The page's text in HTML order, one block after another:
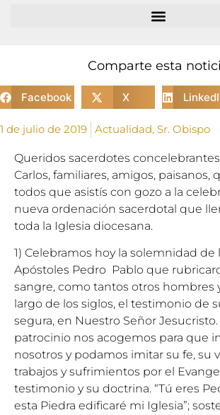
Comparte esta
Facebook X
1 de julio de 2019 Actualidad, Sr. Obispo
Queridos sacerdotes
Carlos, familiares, amigos, paisanos,
todos que asistís con gozo a la
nueva ordenación sacerdotal que
toda la Iglesia diocesana.
1) Celebramos hoy la solemnidad de
Apóstoles Pedro Pablo que
sangre, como tantos otros hombres
largo de los siglos, el testimonio de
segura, en Nuestro Señor Jesucristo.
patrocinio nos acogemos para que
nosotros y podamos imitar su fe, su
trabajos y sufrimientos por el
testimonio y su doctrina. “Tú eres
esta Piedra edificaré mi Iglesia”;